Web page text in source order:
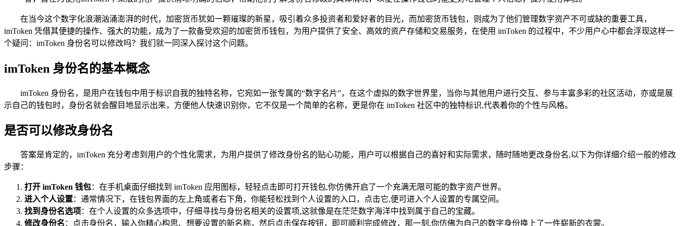
在当今这个数字化浪潮汹涌澎湃的时代，加密货币犹如一颗璀璨的新星，吸引着众多投资者和爱好者的目光，而加密货币钱包，则成为了他们管理数字资产不可或缺的重要工具，
imToken 凭借其便捷的操作、强大的功能，成为了一款备受欢迎的加密货币钱包，为用户提供了安全、高效的资产存储和交易服务，在使用 imToken 的过程中，不少用户心中都会浮现这样一
个疑问：imToken 身份名可以修改吗？我们就一同深入探讨这个问题。
imToken 身份名的基本概念
imToken 身份名，是用户在钱包中用于标识自我的独特名称，它宛如一张专属的“数字名片”，在这个虚拟的数字世界里，当你与其他用户进行交互、参与丰富多彩的社区活动，亦或是展
示自己的钱包时，身份名就会醒目地显示出来，方便他人快速识别你，它不仅是一个简单的名称，更是你在 imToken 社区中的独特标识,代表着你的个性与风格。
是否可以修改身份名
答案是肯定的，imToken 充分考虑到用户的个性化需求，为用户提供了修改身份名的贴心功能，用户可以根据自己的喜好和实际需求，随时随地更改身份名,以下为你详细介绍一般的修改
步骤：
打开 imToken 钱包：在手机桌面仔细找到 imToken 应用图标，轻轻点击即可打开钱包,你仿佛开启了一个充满无限可能的数字资产世界。
进入个人设置：通常情况下，在钱包界面的左上角或者右下角，你能轻松找到个人设置的入口，点击它,便可进入个人设置的专属空间。
找到身份名选项：在个人设置的众多选项中，仔细寻找与身份名相关的设置项,这就像是在茫茫数字海洋中找到属于自己的宝藏。
修改身份名 ：点击身份名，输入你精心构思、想要设置的新名称，然后点击保存按钮，即可顺利完成修改，那一刻,你仿佛为自己的数字身份换上了一件崭新的衣裳。